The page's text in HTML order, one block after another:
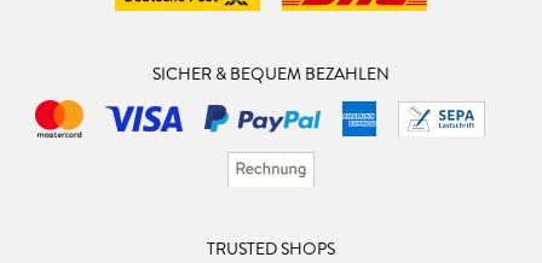
SICHER & BEQUEM BEZAHLEN
TRUSTED SHOPS